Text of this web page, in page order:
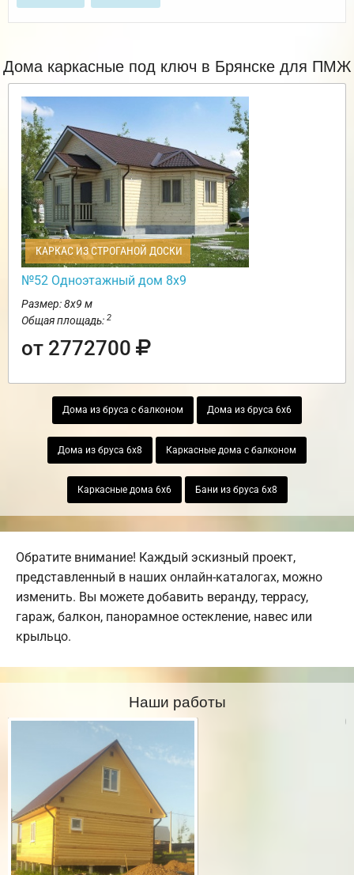
Дома каркасные под ключ в Брянске для ПМЖ
КАРКАС ИЗ СТРОГАНОЙ ДОСКИ
№52 Одноэтажный дом 8х9
Размер: 8х9 м
Общая площадь: 2
от 2772700
Дома из бруса с балконом Дома из бруса 6х6
Дома из бруса 6х8 Каркасные дома с балконом
Каркасные дома 6х6 Бани из бруса 6х8
Обратите внимание! Каждый эскизный проект,
представленный в наших онлайн-каталогах, можно
изменить. Вы можете добавить веранду, террасу,
гараж, балкон, панорамное остекление, навес или
крыльцо.
Наши работы